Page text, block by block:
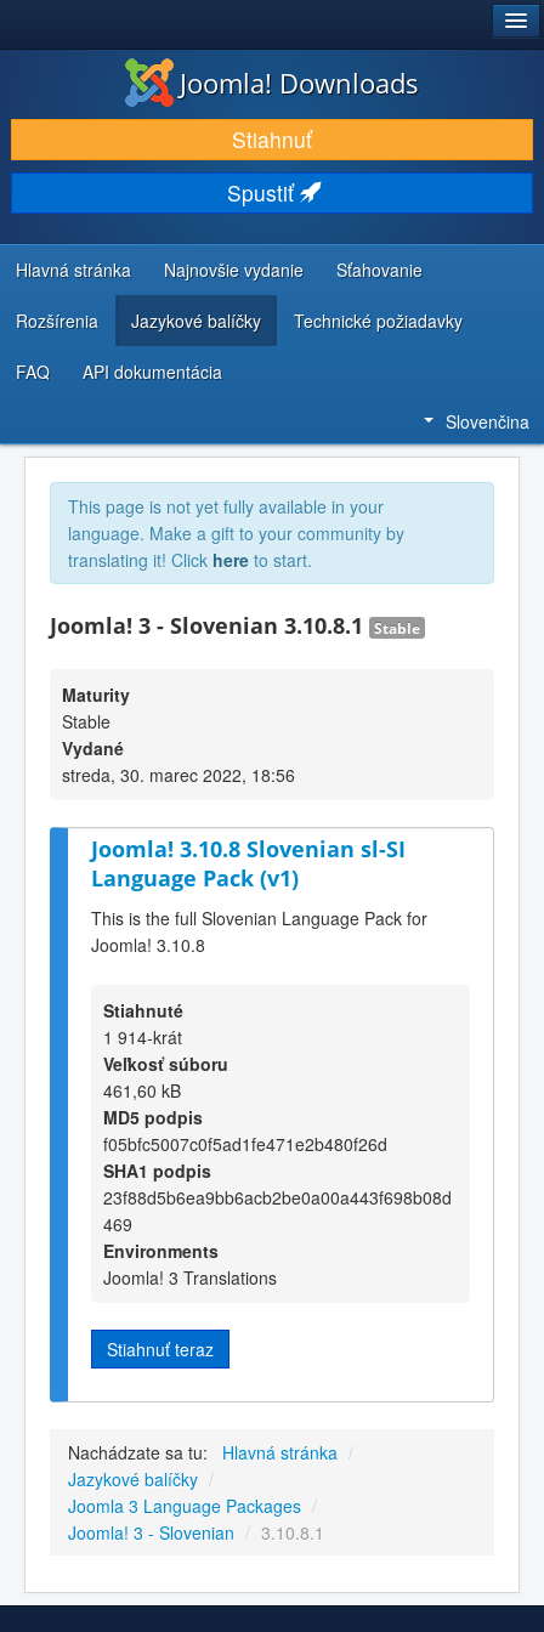
STIAHNUŤ & ROZŠÍRIŤ
OBJAVUJTE & UČTE SA
KOMUNITA & PODPORA
ZDROJE INFORMÁCIÍ PRE VÝVOJÁROV
Joomla! Downloads
Stiahnuť
Spustiť
Hlavná stránka Najnovšie vydanie Sťahovanie
Rozšírenia Jazykové balíčky Technické požiadavky
FAQ API dokumentácia
Slovenčina
This page is not yet fully available in your
language. Make a gift to your community by
translating it! Click here to start.
Joomla! 3 - Slovenian 3.10.8.1 Stable
Maturity
Stable
Vydané
streda, 30. marec 2022, 18:56
Joomla! 3.10.8 Slovenian sl-SI
Language Pack (v1)
This is the full Slovenian Language Pack for
Joomla! 3.10.8
Stiahnuté
1 914-krát
Veľkosť súboru
461,60 kB
MD5 podpis
f05bfc5007c0f5ad1fe471e2b480f26d
SHA1 podpis
23f88d5b6ea9bb6acb2be0a00a443f698b08d
469
Environments
Joomla! 3 Translations
Stiahnuť teraz
Nachádzate sa tu: Hlavná stránka /
Jazykové balíčky /
Joomla 3 Language Packages /
Joomla! 3 - Slovenian / 3.10.8.1